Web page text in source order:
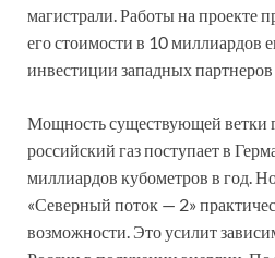
магистрали. Работы на проекте
его стоимости в 10 миллиардов
инвестиции западных
Мощность существующей ветки
российский газ поступает в
миллиардов кубометров в год.
«Северный поток — 2»
возможности. Это усилит